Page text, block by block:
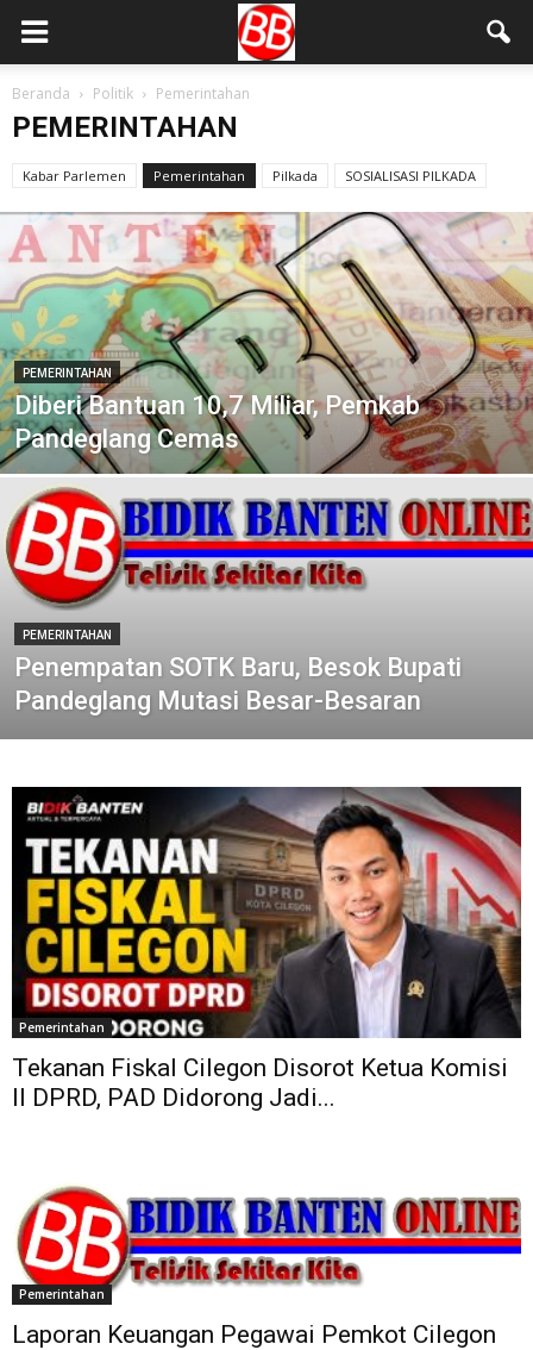
Beranda Politik Pemerintahan
PEMERINTAHAN
Kabar Parlemen Pemerintahan Pilkada SOSIALISASI PILKADA
PEMERINTAHAN
Diberi Bantuan 10,7 Miliar, Pemkab
Pandeglang Cemas
PEMERINTAHAN
Penempatan SOTK Baru, Besok Bupati
Pandeglang Mutasi Besar-Besaran
Pemerintahan
Tekanan Fiskal Cilegon Disorot Ketua Komisi
II DPRD, PAD Didorong Jadi...
Pemerintahan
Laporan Keuangan Pegawai Pemkot Cilegon